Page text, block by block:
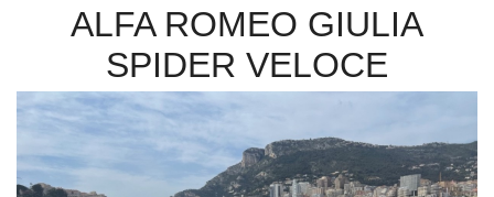
ALFA ROMEO GIULIA
SPIDER VELOCE